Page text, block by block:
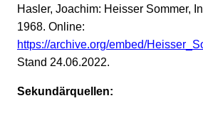
Hasler, Joachim: Heisser Sommer,
1968. Online:
https://archive.org/embed/
Stand 24.06.2022.
Sekundärquellen: